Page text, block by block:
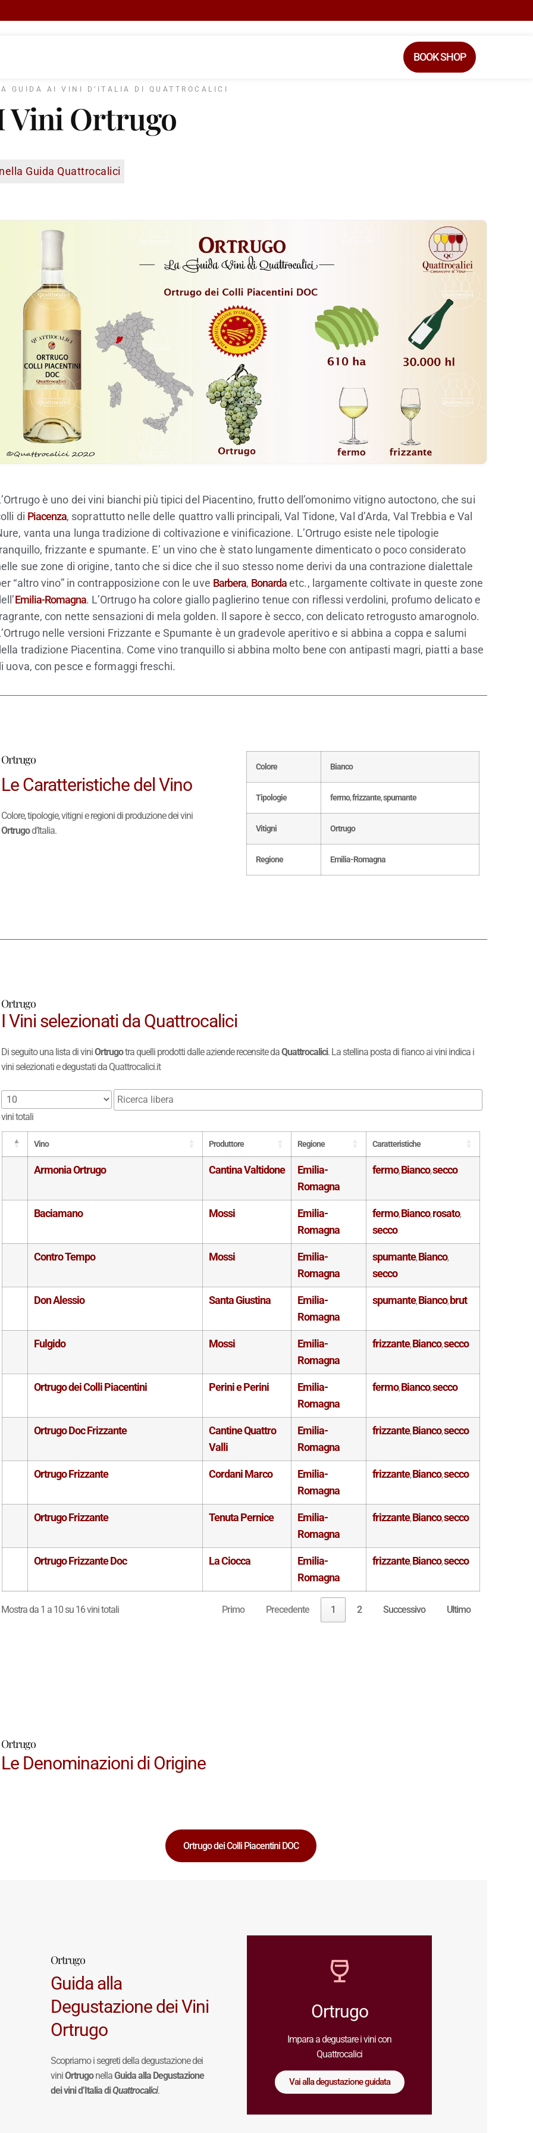
BOOK SHOP
GUIDA AI VINI D’ITALIA DI QUATTROCALICI
Vini Ortrugo
nella Guida Quattrocalici
è uno dei vini bianchi più tipici del Piacentino, frutto dell’omonimo vitigno autoctono, che sui
di Piacenza, soprattutto nelle delle quattro valli principali, Val Tidone, Val d’Arda, Val Trebbia e Val
vanta una lunga tradizione di coltivazione e vinificazione. L’Ortrugo esiste nele tipologie
frizzante e spumante. E’ un vino che è stato lungamente dimenticato o poco considerato
sue zone di origine, tanto che si dice che il suo stesso nome derivi da una contrazione dialettale
“altro vino” in contrapposizione con le uve Barbera, Bonardaetc., largamente coltivate in queste zone
Emilia-Romagna. L’Ortrugo ha colore giallo paglierino tenue con riflessi verdolini, profumo delicato e
con nette sensazioni di mela golden. Il sapore è secco, con delicato retrogusto amarognolo.
nelle versioni Frizzante e Spumante è un gradevole aperitivo e si abbina a coppa e salumi
tradizione Piacentina. Come vino tranquillo si abbina molto bene con antipasti magri, piatti a base
uova, con pesce e formaggi freschi.
Ortrugo
Le Caratteristiche del Vino
Colore, tipologie, vitigni e regioni di produzione dei vini
Ortrugod’Italia.
Colore Bianco
Tipologie fermo,frizzante,spumante
Vitigni Ortrugo
Regione Emilia-Romagna
Ortrugo
I Vini selezionati da Quattrocalici
Di seguito una lista di viniOrtrugotra quelli prodotti dalle aziende recensite daQuattrocalici. La stellina posta di fianco ai vini indica i
vini selezionati e degustati da Quattrocalici.it
vini totali
Vino Produttore Regione Caratteristiche
Armonia Ortrugo Cantina Valtidone
Emilia-
Romagna
fermo,Bianco,secco
Baciamano Mossi
Emilia-
Romagna
fermo,Bianco,rosato,
secco
Contro Tempo Mossi
Emilia-
Romagna
spumante,Bianco,
secco
Don Alessio Santa Giustina
Emilia-
Romagna
spumante,Bianco, brut
Fulgido Mossi
Emilia-
Romagna
frizzante,Bianco,secco
Ortrugo dei Colli Piacentini Perini e Perini
Emilia-
Romagna
fermo,Bianco,secco
Ortrugo Doc Frizzante
Cantine Quattro
Valli
Emilia-
Romagna
frizzante,Bianco,secco
Ortrugo Frizzante Cordani Marco
Emilia-
Romagna
frizzante,Bianco,secco
Ortrugo Frizzante Tenuta Pernice
Emilia-
Romagna
frizzante,Bianco,secco
Ortrugo Frizzante Doc La Ciocca
Emilia-
Romagna
frizzante,Bianco,secco
Mostra da 1 a 10 su 16 vini totali Primo Precedente 1 2 Successivo Ultimo
Ortrugo
Le Denominazioni di Origine
Ortrugo dei Colli Piacentini DOC
Ortrugo
Guida alla
Degustazione dei Vini
Ortrugo
Scopriamo i segreti della degustazione dei
viniOrtrugonellaGuida alla Degustazione
dei vini d’Italia diQuattrocalici.
Ortrugo
Impara a degustare i vini con
Quattrocalici
Vai alla degustazione guidata